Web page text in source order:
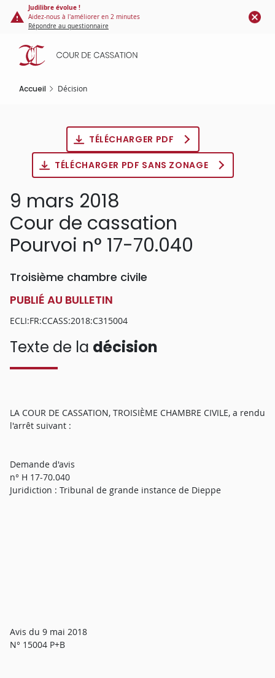
Panneau de gestion des cookies
contenu
principal
Judilibre évolue !
Aidez-nous à l'améliorer en 2 minutes
Répondre au questionnaire
Accueil Décision
TÉLÉCHARGER PDF
TÉLÉCHARGER PDF SANS ZONAGE
9 mars 2018
Cour de cassation
Pourvoi n° 17-70.040
Troisième chambre civile
PUBLIÉ AU BULLETIN
ECLI:FR:CCASS:2018:C315004
Texte de la décision
LA COUR DE CASSATION, TROISIÈME CHAMBRE CIVILE, a rendu
l'arrêt suivant :
Demande d'avis
n° H 17-70.040
Juridiction : Tribunal de grande instance de Dieppe
Avis du 9 mai 2018
N° 15004 P+B